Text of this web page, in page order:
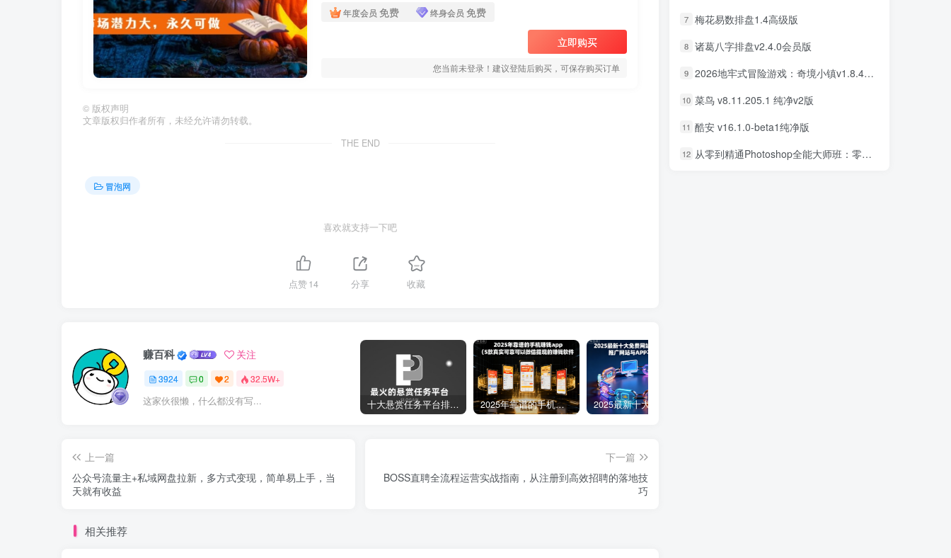
年度会员 免费 终身会员 免费
立即购买
您当前未登录！建议登陆后购买，可保存购买订单
© 版权声明
文章版权归作者所有，未经允许请勿转载。
THE END
冒泡网
喜欢就支持一下吧
点赞14 分享 收藏
赚百科 关注
3924 0 2 32.5W+
这家伙很懒，什么都没有写... 十大悬赏任务平台排行榜（全网最好的悬赏任务平台） 2025年靠谱的手机赚钱app（5款真实可靠可以微信提现的赚钱软件）
上一篇
公众号流量主+私域网盘拉新，多方式变现，简单易上手，当
天就有收益
下一篇
BOSS直聘全流程运营实战指南，从注册到高效招聘的落地技
巧
相关推荐
7 梅花易数排盘1.4高级版
8 诸葛八字排盘v2.4.0会员版
9 2026地牢式冒险游戏：奇境小镇v1.8.411完美版
10 菜鸟 v8.11.205.1 纯净v2版
11 酷安 v16.1.0-beta1纯净版
12 从零到精通Photoshop全能大师班：零基础学PS，直通商业设计变现